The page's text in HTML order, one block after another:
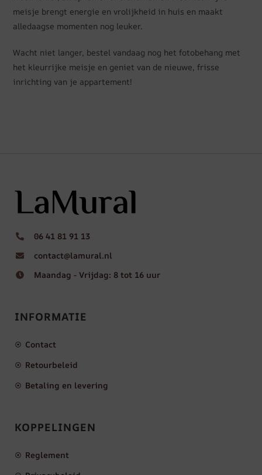
meisje brengt energie en vrolijkheid in huis en maakt
alledaagse momenten nog leuker.
Wacht niet langer, bestel vandaag nog het fotobehang met
het kleurrijke meisje en geniet van de nieuwe, frisse
inrichting van je appartement!
06 41 81 91 13
contact@lamural.nl
Maandag - Vrijdag: 8 tot 16 uur
INFORMATIE
Contact
Retourbeleid
Betaling en levering
KOPPELINGEN
Reglement